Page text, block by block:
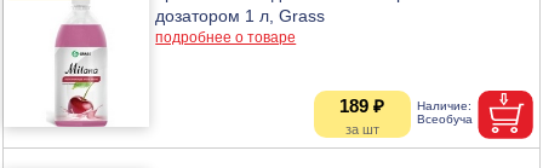
дозатором 1 л, Grass
подробнее о товаре
189 ₽